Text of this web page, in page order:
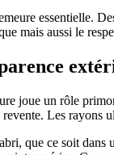
essentielle.
mais aussi le
joue un rôle
Les rayons
que ce soit